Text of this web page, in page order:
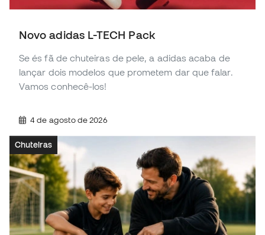
Novo adidas L-TECH Pack
Se és fã de chuteiras de pele, a adidas acaba de
lançar dois modelos que prometem dar que falar.
Vamos conhecê-los!
4 de agosto de 2026
Chuteiras